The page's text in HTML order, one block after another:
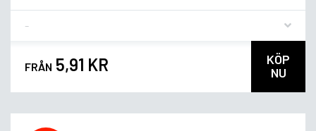
FRÅN 5,91 KR
KÖP
NU